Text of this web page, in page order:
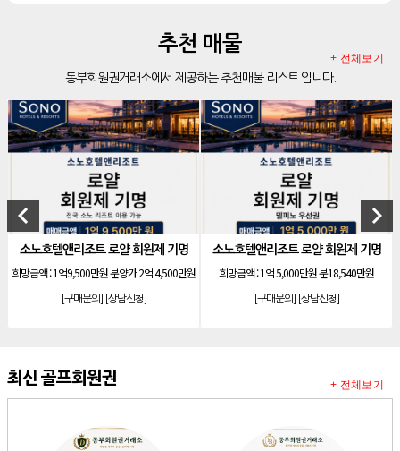
아름다운cc 회원권
[리조트]안토리조트 130평 개인 무기명
[리조트]한화 안토 77평 등기 기명
한화 안토 67평 하프 등기 기명
[리조트] 한화리조트 스위트 회원제 무기명
[리조트]소노 이그젝큐티브 회원제 무기명
[리조트]소노호텔앤리조트 로얄 회원제 기명
[리조트] 소노호텔앤리조트 골드 등기 기명
[리조트]소노호텔앤리조트 스위트 등기 무기명
소노호텔앤리조트 스위트 등기 기명
추천 매물
동부회원권거래소에서 제공하는 추천매물 리스트 입니다.
+ 전체보기
keyboard_arrow_left
소노호텔앤리조트 로얄 회원제 기명
희망금액 :1억9,500만원 분양가 2억 4,500만원
[구매문의][상담신청]
소노호텔앤리조트 로얄 회원제 기명
희망금액 :1억 5,000만원 분18,540만원
[구매문의][상담신청]
keyboard_arrow_right
최신 골프회원권 + 전체보기